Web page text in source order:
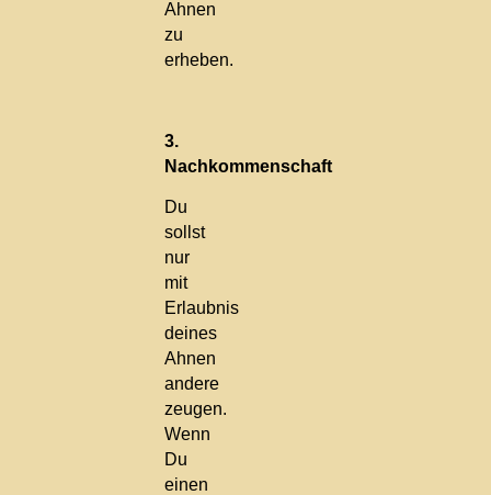
Ahnen
zu
erheben.
3.
Nachkommenschaft
Du
sollst
nur
mit
Erlaubnis
deines
Ahnen
andere
zeugen.
Wenn
Du
einen